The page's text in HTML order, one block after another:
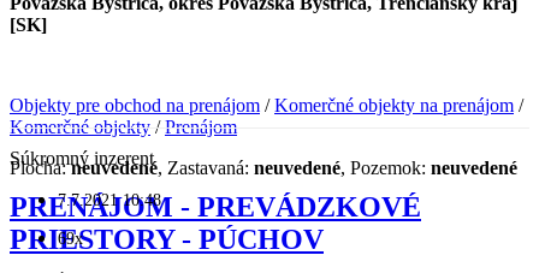
[SK]
Objekty pre obchod na prenájom /Komerčné objekty na prenájom /
Komerčné objekty /Prenájom
Plocha:neuvedené, Zastavaná: neuvedené, Pozemok: neuvedené
Súkromný inzerent
7.7.2021 10:48
69x
PRENÁJOM - PREVÁDZKOVÉ
PRIESTORY - PÚCHOV